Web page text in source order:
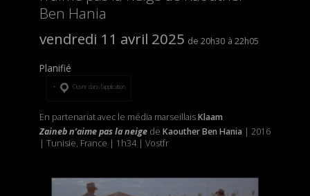
Ben Hania
vendredi 11 avril 2025
20h30 22h05
Planifié
Ouvrir dans l’application
En partenariat avec le média marseillaisKlaam
Zaineb n’aime pas la neigede Kaouther Ben Hania | 2016
| Tunisie, France | 1h34 | Vostfr